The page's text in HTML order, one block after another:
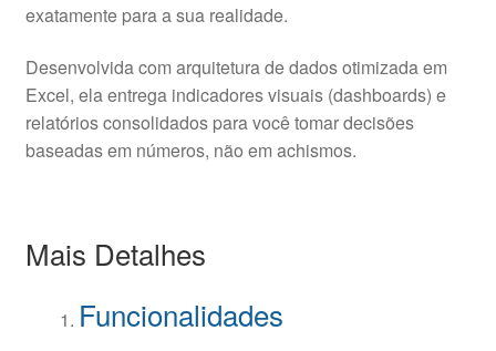
exatamente para a sua realidade.
Desenvolvida com arquitetura de dados otimizada em
Excel, ela entrega indicadores visuais (dashboards) e
relatórios consolidados para você tomar decisões
baseadas em números, não em achismos.
Mais Detalhes
Funcionalidades